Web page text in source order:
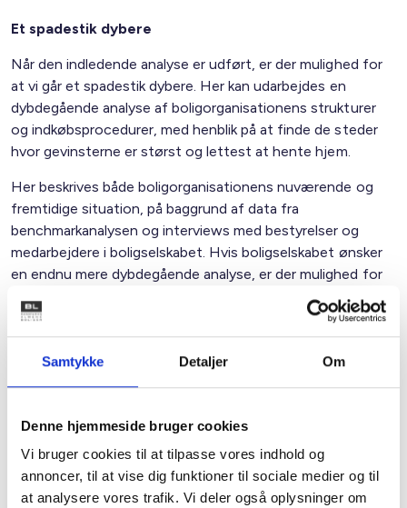
Samtykke Detaljer Om
Denne hjemmeside bruger cookies
Vi bruger cookies til at tilpasse vores indhold og
annoncer, til at vise dig funktioner til sociale medier og til
at analysere vores trafik. Vi deler også oplysninger om
Et spadestik dybere
Når den indledende analyse er udført, er der mulighed for
at vi går et spadestik dybere. Her kan udarbejdes en
dybdegående analyse af boligorganisationens strukturer
og indkøbsprocedurer, med henblik på at finde de steder
hvor gevinsterne er størst og lettest at hente hjem.
Her beskrives både boligorganisationens nuværende og
fremtidige situation, på baggrund af data fra
benchmarkanalysen og interviews med bestyrelser og
medarbejdere i boligselskabet. Hvis boligselskabet ønsker
en endnu mere dybdegående analyse, er der mulighed for
tilvalg af fx flere interviews, beboerundersøgelser eller
seminarer for medarbejdere og valgte.
Hvad får boligorganisationen ud af det?
hente – og de områder, hvor det ikke kan betale sig at
bruge mere tid. Vi ser på boligorganisationen under ét
og på afdelingerne individuelt i den indledende fase.
Viden om organisationens nuværende situation